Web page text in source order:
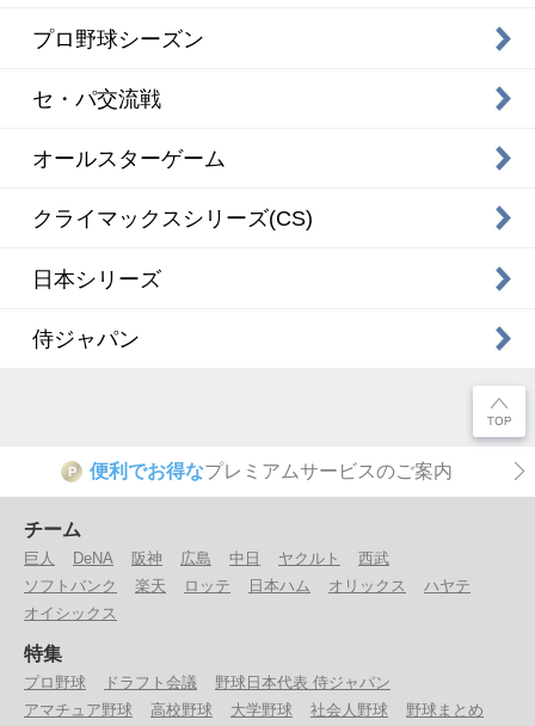
プロ野球シーズン
セ・パ交流戦
オールスターゲーム
クライマックスシリーズ(CS)
日本シリーズ
侍ジャパン
P 便利でお得なプレミアムサービスのご案内
チーム
巨人 DeNA 阪神 広島 中日 ヤクルト
西武
ソフトバンク
楽天 ロッテ 日本ハム オリックス
ハヤテ
オイシックス
特集
プロ野球 ドラフト会議
野球日本代表 侍ジャパン
アマチュア野球
高校野球 大学野球 社会人野球 野球まとめ